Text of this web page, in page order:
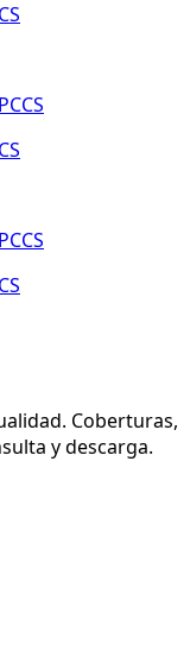
Coberturas,
y descarga.